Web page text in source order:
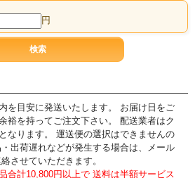
円
を目安に発送いたします。 お届け日をご
裕を持ってご注文下さい。 配送業者はク
なります。 運送便の選択はできませんの
出荷遅れなどが発生する場合は、メール
させていただきます。
合計10,800円以上で 送料は半額サービス